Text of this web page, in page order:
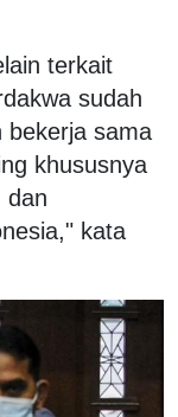
terkait
sudah
bekerja sama
khususnya
dan
kata